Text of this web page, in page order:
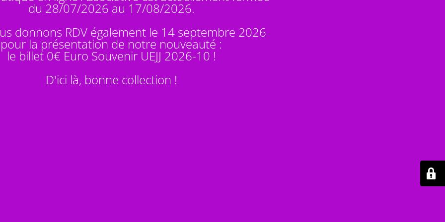
du 28/07/2026 au 17/08/2026.
donnons RDV également le 14 septembre 2026
pour la présentation de notre nouveauté :
le billet 0€ Euro Souvenir UEJJ 2026-10 !
D'ici là, bonne collection !